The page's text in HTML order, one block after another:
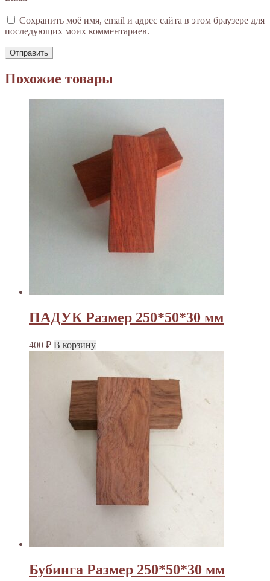
Сохранить моё имя, email и адрес сайта в этом браузере для
последующих моих комментариев.
Похожие товары
ПАДУК Размер 250*50*30 мм
400 ₽ В корзину
Бубинга Размер 250*50*30 мм